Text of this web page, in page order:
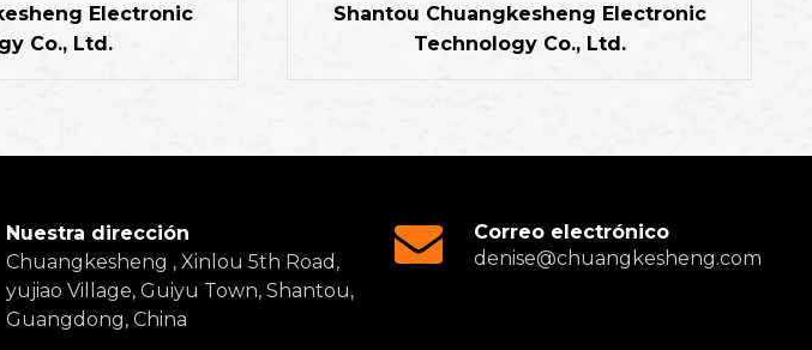
Electronic
Co., Ltd.
Shantou Chuangkesheng Electronic
Technology Co., Ltd.
Nuestra dirección
Chuangkesheng , Xinlou 5th Road,
yujiao Village, Guiyu Town, Shantou,
Guangdong, China
Correo electrónico
denise@chuangkesheng.com